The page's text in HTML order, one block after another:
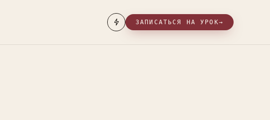
ЗАПИСАТЬСЯ НА УРОК→